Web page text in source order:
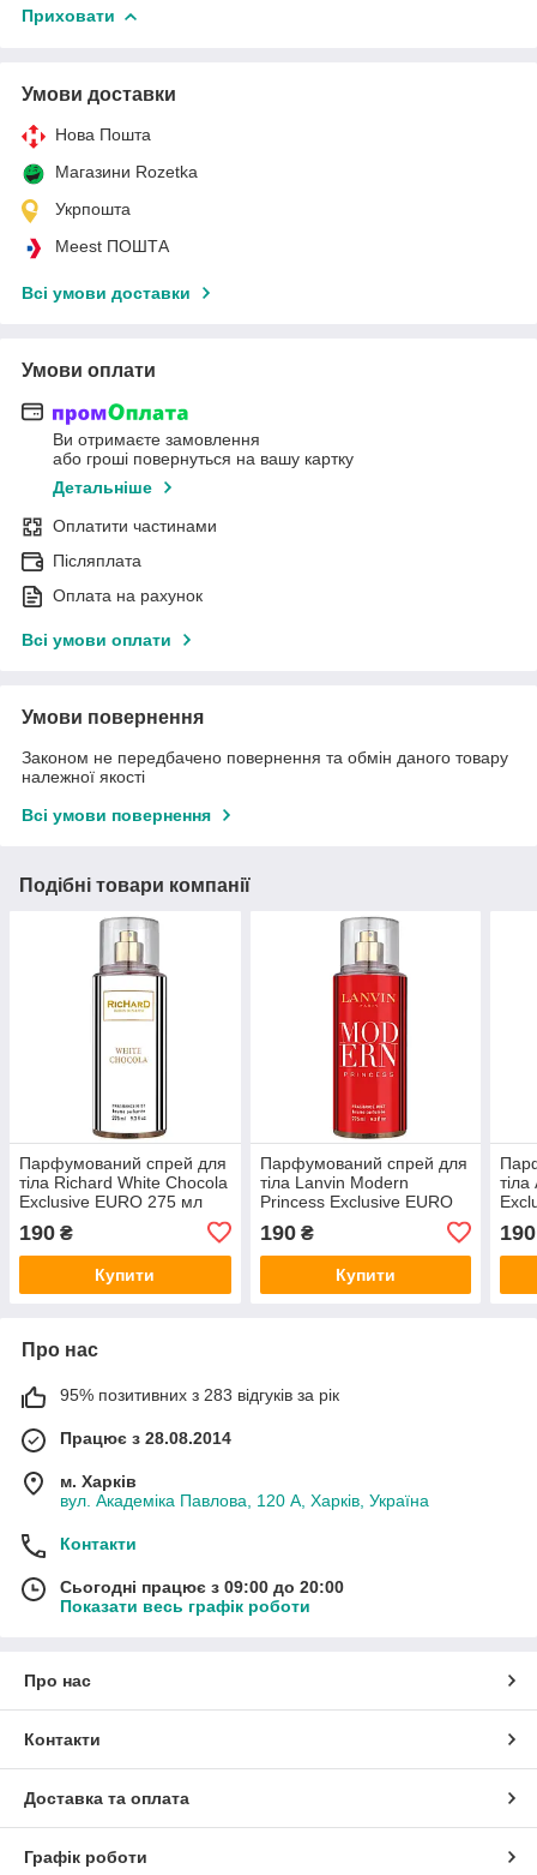
Приховати
Умови доставки
Нова Пошта
Магазини Rozetka
Укрпошта
Meest ПОШТА
Всі умови доставки
Умови оплати
Ви отримаєте замовлення
або гроші повернуться на вашу картку
Детальніше
Оплатити частинами
Післяплата
Оплата на рахунок
Всі умови оплати
Умови повернення
Законом не передбачено повернення та обмін даного товару
належної якості
Всі умови повернення
Подібні товари компанії
Парфумований спрей для
тіла Richard White Chocola
Exclusive EURO 275 мл
190 ₴
Купити
Парфумований спрей для
тіла Lanvin Modern
Princess Exclusive EURO
190₴
Купити
190
Про нас
95% позитивних з 283 відгуків за рік
Працює з 28.08.2014
м. Харків
вул. Академіка Павлова, 120 А, Харків, Україна
Контакти
Сьогодні працює з 09:00 до 20:00
Показати весь графік роботи
Про нас
Контакти
Доставка та оплата
Графік роботи